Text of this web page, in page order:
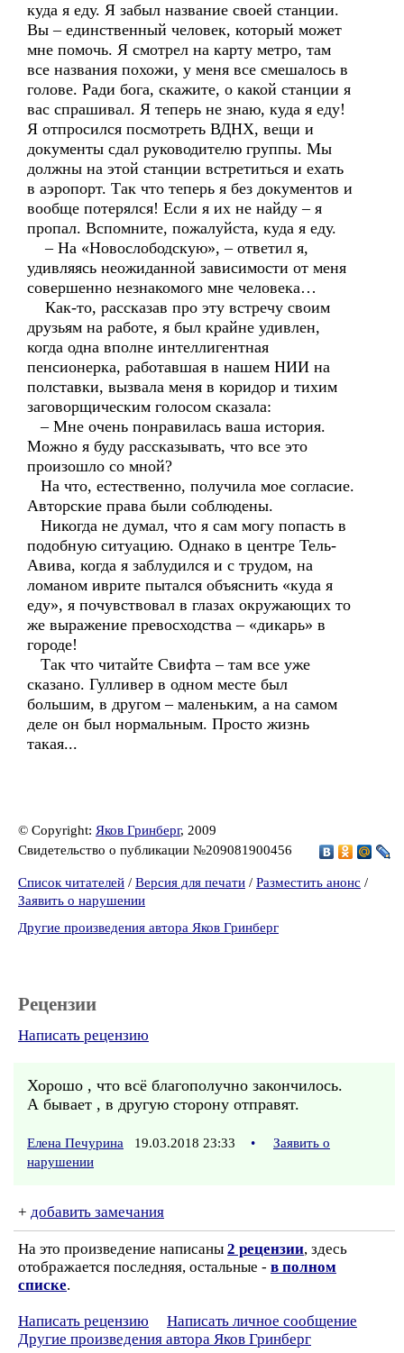
куда я еду. Я забыл название своей станции.
Вы – единственный человек, который может
мне помочь. Я смотрел на карту метро, там
все названия похожи, у меня все смешалось в
голове. Ради бога, скажите, о какой станции я
вас спрашивал. Я теперь не знаю, куда я еду!
Я отпросился посмотреть ВДНХ, вещи и
документы сдал руководителю группы. Мы
должны на этой станции встретиться и ехать
в аэропорт. Так что теперь я без документов и
вообще потерялся! Если я их не найду – я
пропал. Вспомните, пожалуйста, куда я еду.
– На «Новослободскую», – ответил я,
удивляясь неожиданной зависимости от меня
совершенно незнакомого мне человека…
Как-то, рассказав про эту встречу своим
друзьям на работе, я был крайне удивлен,
когда одна вполне интеллигентная
пенсионерка, работавшая в нашем НИИ на
полставки, вызвала меня в коридор и тихим
заговорщическим голосом сказала:
– Мне очень понравилась ваша история.
Можно я буду рассказывать, что все это
произошло со мной?
На что, естественно, получила мое согласие.
Авторские права были соблюдены.
Никогда не думал, что я сам могу попасть в
подобную ситуацию. Однако в центре Тель-
Авива, когда я заблудился и с трудом, на
ломаном иврите пытался объяснить «куда я
еду», я почувствовал в глазах окружающих то
же выражение превосходства – «дикарь» в
городе!
Так что читайте Свифта – там все уже
сказано. Гулливер в одном месте был
большим, в другом – маленьким, а на самом
деле он был нормальным. Просто жизнь
такая...
© Copyright: Яков Гринберг, 2009
Свидетельство о публикации №209081900456
Список читателей / Версия для печати / Разместить анонс /
Заявить о нарушении
Другие произведения автора Яков Гринберг
Рецензии
Написать рецензию
Хорошо , что всё благополучно закончилось.
А бывает , в другую сторону отправят.
Елена Печурина 19.03.2018 23:33 •
Заявить о
нарушении
+ добавить замечания
На это произведение написаны 2 рецензии, здесь
отображается последняя, остальные - в полном
списке.
Написать рецензию
Написать личное сообщение
Другие произведения автора Яков Гринберг